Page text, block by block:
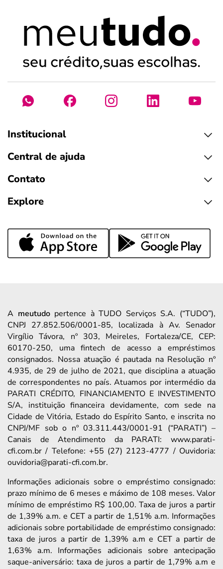
Institucional
Central de ajuda
Contato
Explore
A meutudopertence à TUDO Serviços S.A. (“TUDO”),
CNPJ 27.852.506/0001-85, localizada à Av. Senador
Virgílio Távora, nº 303, Meireles, Fortaleza/CE, CEP:
60170-250, uma fintech de acesso a empréstimos
consignados. Nossa atuação é pautada na Resolução nº
4.935, de 29 de julho de 2021, que disciplina a atuação
de correspondentes no país. Atuamos por intermédio da
PARATI CRÉDITO, FINANCIAMENTO E INVESTIMENTO
S/A, instituição financeira devidamente, com sede na
Cidade de Vitória, Estado do Espírito Santo, e inscrita no
CNPJ/MF sob o nº 03.311.443/0001-91 (“PARATI”) –
Canais de Atendimento da PARATI: www.parati-
cfi.com.br / Telefone: +55 (27) 2123-4777 / Ouvidoria:
ouvidoria@parati-cfi.com.br.
Informações adicionais sobre o empréstimo consignado:
prazo mínimo de 6 meses e máximo de 108 meses. Valor
mínimo de empréstimo R$ 100,00. Taxa de juros a partir
de 1,39% a.m. e CET a partir de 1,51% a.m. Informações
adicionais sobre portabilidade de empréstimo consignado:
taxa de juros a partir de 1,39% a.m e CET a partir de
1,63% a.m. Informações adicionais sobre antecipação
saque-aniversário: taxa de juros a partir de 1,79% a.m e